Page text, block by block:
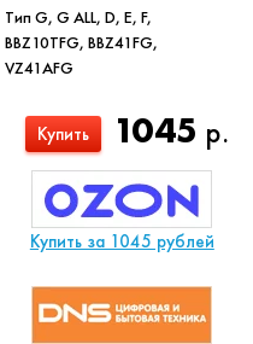
Тип G, G ALL, D, E, F,
BBZ10TFG, BBZ41FG,
VZ41AFG
1045 р.
Купить
Купить за 1045 рублей